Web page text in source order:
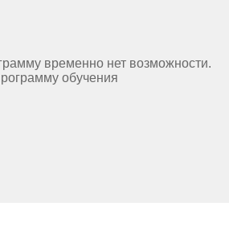
временно нет возможности.
обучения